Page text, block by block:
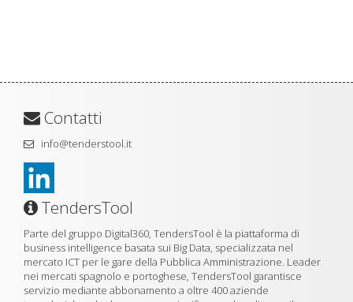
Contatti
info@tenderstool.it
TendersTool
Parte del gruppo Digital360, TendersTool è la piattaforma di
business intelligence basata sui Big Data, specializzata nel
mercato ICT per le gare della Pubblica Amministrazione. Leader
nei mercati spagnolo e portoghese, TendersTool garantisce
servizio mediante abbonamento a oltre 400 aziende